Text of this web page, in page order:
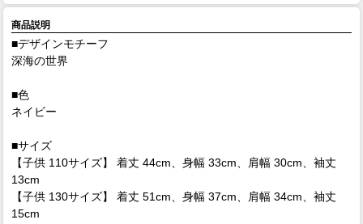
商品説明
■デザインモチーフ
深海の世界
■色
ネイビー
■サイズ
【子供 110サイズ】 着丈 44cm、身幅 33cm、肩幅 30cm、袖丈
13cm
【子供 130サイズ】 着丈 51cm、身幅 37cm、肩幅 34cm、袖丈
15cm